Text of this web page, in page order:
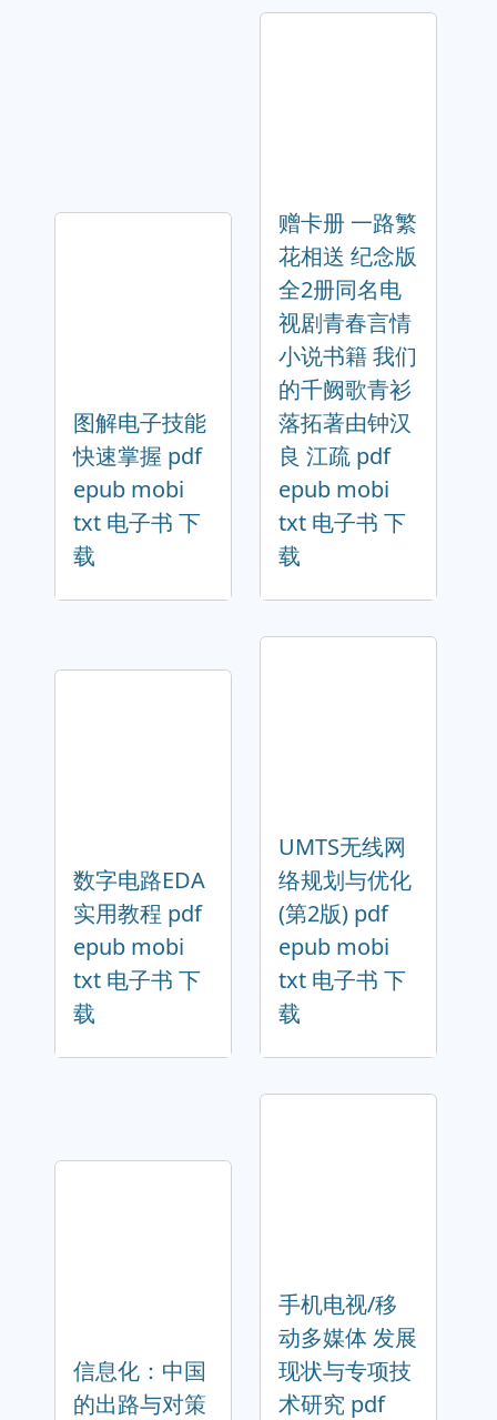
图解电子技能
快速掌握 pdf
epub mobi
txt 电子书 下
载
赠卡册 一路繁
花相送 纪念版
全2册同名电
视剧青春言情
小说书籍 我们
的千阙歌青衫
落拓著由钟汉
良 江疏 pdf
epub mobi
txt 电子书 下
载
数字电路EDA
实用教程 pdf
epub mobi
txt 电子书 下
载
UMTS无线网
络规划与优化
(第2版) pdf
epub mobi
txt 电子书 下
载
信息化：中国
的出路与对策
手机电视/移
动多媒体 发展
现状与专项技
术研究 pdf